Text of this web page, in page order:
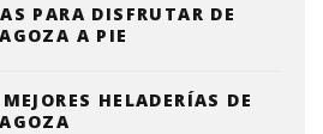
PARA DISFRUTAR DE
A PIE
HELADERÍAS DE